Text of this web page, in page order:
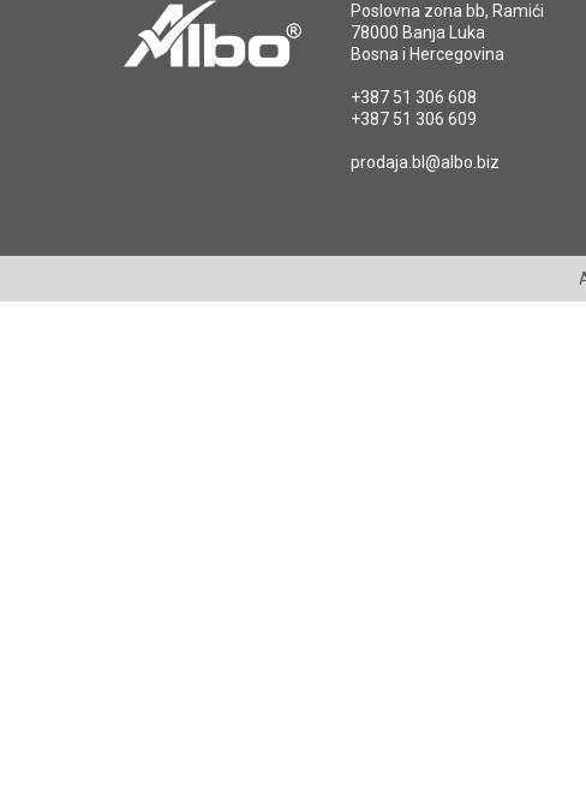
Poslovna zona bb, Ramići
78000 Banja Luka
Bosna i Hercegovina
+387 51 306 608
+387 51 306 609
prodaja.bl@albo.biz